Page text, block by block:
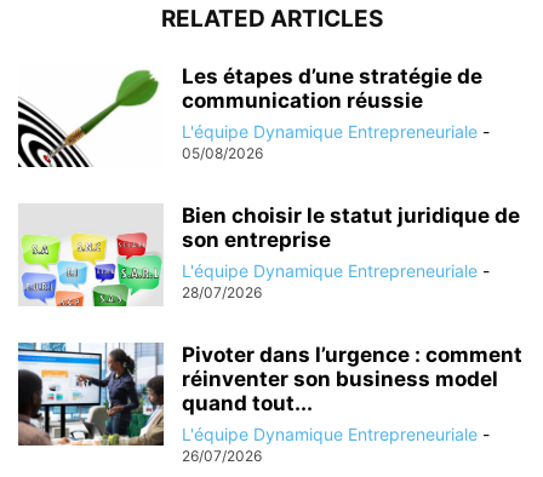
RELATED ARTICLES
Les étapes d’une stratégie de
communication réussie
L'équipe Dynamique Entrepreneuriale -
05/08/2026
Bien choisir le statut juridique de
son entreprise
L'équipe Dynamique Entrepreneuriale -
28/07/2026
Pivoter dans l’urgence : comment
réinventer son business model
quand tout...
L'équipe Dynamique Entrepreneuriale -
26/07/2026